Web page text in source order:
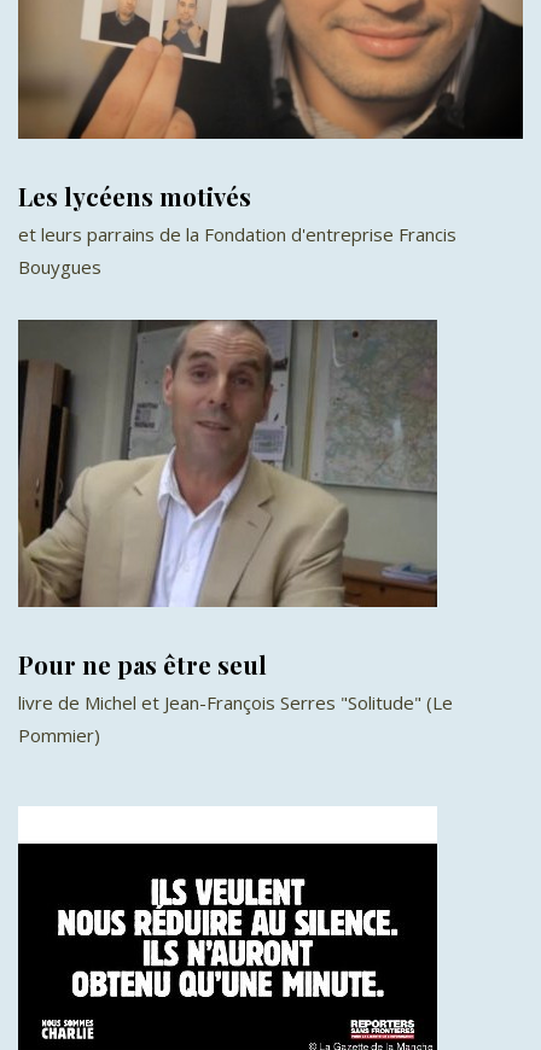
Les lycéens motivés
et leurs parrains de la Fondation d'entreprise Francis
Bouygues
Pour ne pas être seul
livre de Michel et Jean-François Serres "Solitude" (Le
Pommier)